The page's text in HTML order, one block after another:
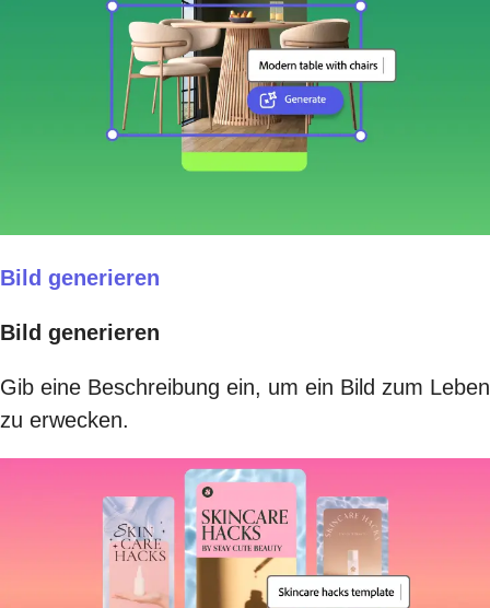
Bild generieren
Bild generieren
Gib eine Beschreibung ein, um ein Bild zum Leben
zu erwecken.